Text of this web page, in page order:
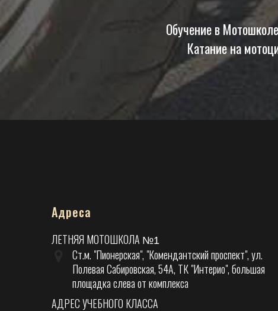
Обучение в Мотошколе
Катание на
Адреса
ЛЕТНЯЯ МОТОШКОЛА №1
Ст.м. "Пионерская", "Комендантский проспект", ул.
Полевая Сабировская, 54А, ТК "Интерио", большая
площадка слева от комплекса
АДРЕС УЧЕБНОГО КЛАССА